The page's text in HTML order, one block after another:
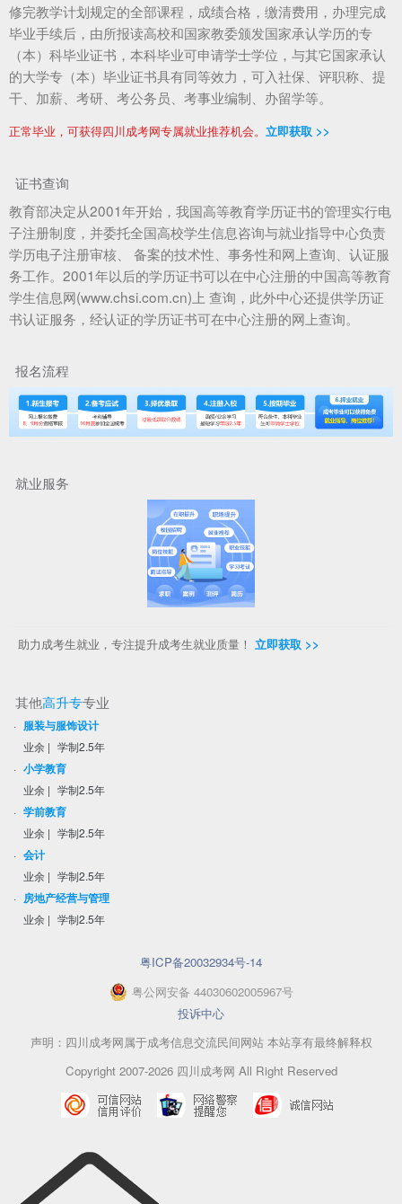
修完教学计划规定的全部课程，成绩合格，缴清费用，办理完成
毕业手续后，由所报读高校和国家教委颁发国家承认学历的专
（本）科毕业证书，本科毕业可申请学士学位，与其它国家承认
的大学专（本）毕业证书具有同等效力，可入社保、评职称、提
干、加薪、考研、考公务员、考事业编制、办留学等。
正常毕业，可获得四川成考网专属就业推荐机会。 立即获取 >>
证书查询
教育部决定从2001年开始，我国高等教育学历证书的管理实行电
子注册制度，并委托全国高校学生信息咨询与就业指导中心负责
学历电子注册审核、 备案的技术性、事务性和网上查询、认证服
务工作。2001年以后的学历证书可以在中心注册的中国高等教育
学生信息网(www.chsi.com.cn)上 查询，此外中心还提供学历证
书认证服务，经认证的学历证书可在中心注册的网上查询。
报名流程
就业服务
助力成考生就业，专注提升成考生就业质量！ 立即获取 >>
其他高升专专业
· 服装与服饰设计
业余 | 学制2.5年
· 小学教育
业余 | 学制2.5年
· 学前教育
业余 | 学制2.5年
· 会计
业余 | 学制2.5年
· 房地产经营与管理
业余 | 学制2.5年
粤ICP备20032934号-14
粤公网安备 44030602005967号
投诉中心
声明：四川成考网属于成考信息交流民间网站 本站享有最终解释权
Copyright 2007-2026 四川成考网 All Right Reserved